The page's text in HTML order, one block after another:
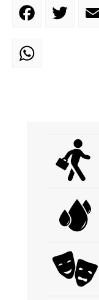
Facebook